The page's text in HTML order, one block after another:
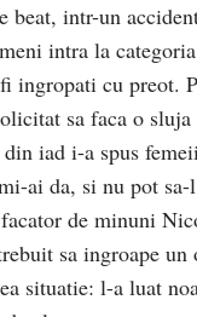
beat, intr-un
intra la
ingropati cu preot.
sa faca o sluja
iad i-a spus
ai da, si nu pot
de minuni
sa ingroape un
situatie: l-a luat